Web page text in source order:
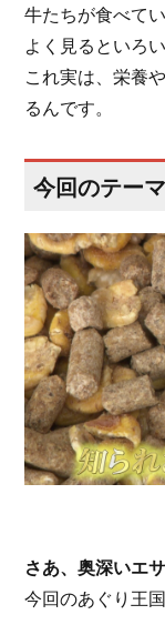
牛たちが食べてい
よく見るといろ
これ実は、栄養
るんです。
今回のテー
さあ、奥深いエ
今回のあぐり王